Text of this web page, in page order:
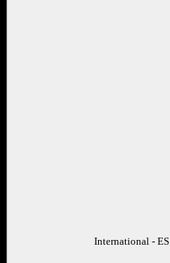
International - ES